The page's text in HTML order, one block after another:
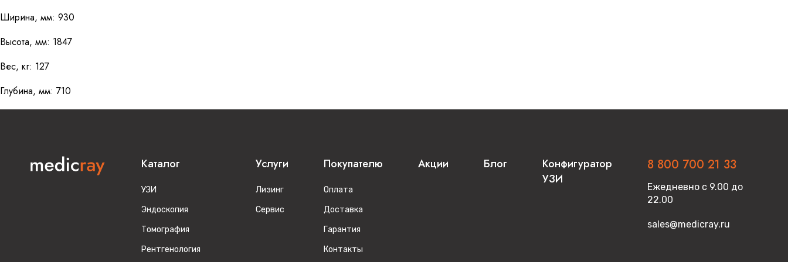
Ширина, мм: 930
Высота, мм: 1847
Вес, кг: 127
Глубина, мм: 710
Каталог
УЗИ
Эндоскопия
Томография
Рентгенология
Услуги
Лизинг
Сервис
Покупателю
Оплата
Доставка
Гарантия
Контакты
Акции Блог
Конфигуратор
УЗИ
8 800 700 21 33
Ежедневно с 9.00 до
22.00
sales@medicray.ru